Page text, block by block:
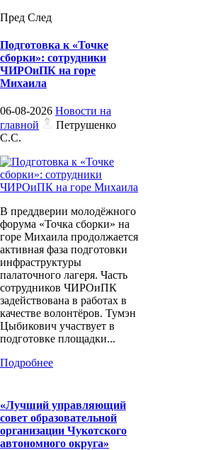
Пред След
Подготовка к «Точке
сборки»: сотрудники
ЧИРОиПК на горе
Михаила
06-08-2026 Новости на
главной
Петрушенко
С.С.
В преддверии молодёжного
форума «Точка сборки» на
горе Михаила продолжается
активная фаза подготовки
инфраструктуры
палаточного лагеря. Часть
сотрудников ЧИРОиПК
задействована в работах в
качестве волонтёров. Тумэн
Цыбикович участвует в
подготовке площадки...
Подробнее
«Лучший управляющий
совет образовательной
организации Чукотского
автономного округа»